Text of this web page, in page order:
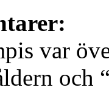
var
och